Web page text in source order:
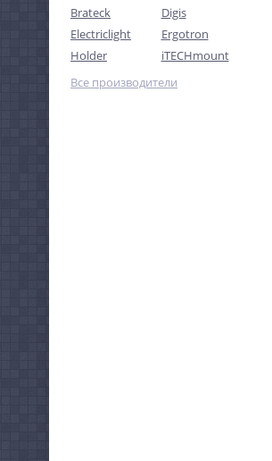
Brateck
Digis
Electriclight
Ergotron
Holder
iTECHmount
Все производители